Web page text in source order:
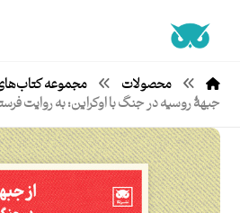
محصولات مجموعه کتاب‌های
جبهۀ روسیه در جنگ با اوکراین: به روایت